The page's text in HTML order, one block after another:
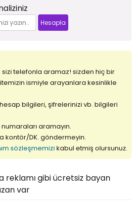
telefonla aramaz! sizden hiç bir
ismiyle arayanlara kesinlikle
bilgileri, şifrelerinizi vb. bilgileri
aramayın.
kontör/DK. göndermeyin.
sözleşmemizi kabul etmiş olursunuz.
reklamı gibi ücretsiz bayan
var